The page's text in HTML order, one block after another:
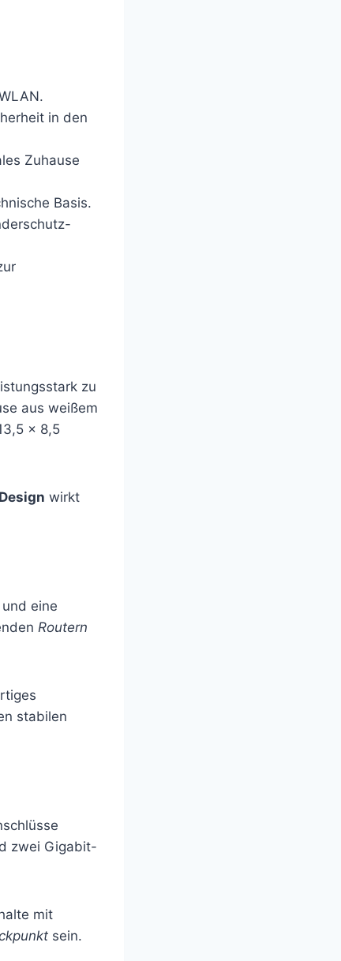
in den
Zuhause
Basis.
zu
aus weißem
x 8,5
Design wirkt
eine
Routern
stabilen
zwei Gigabit-
mit
sein.